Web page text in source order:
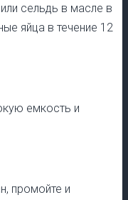
сельдь в масле в
яйца в течение 12
емкость и
промойте и